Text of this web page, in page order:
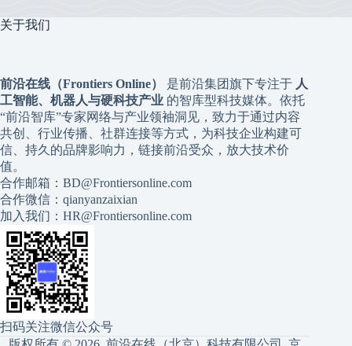
关于我们
前沿在线（Frontiers Online） 是前沿集团旗下专注于 人
工智能、机器人与硬科技产业 的智库型科技媒体。依托
“前沿智库”专家网络与产业领袖洞见，致力于通过内容
共创、行业传播、社群连接等方式，为科技企业构建可
信、持久的品牌影响力，链接前沿受众，放大技术价
值。
合作邮箱：BD@Frontiersonline.com
合作微信：qianyanzaixian
加入我们：HR@Frontiersonline.com
扫码关注微信公众号